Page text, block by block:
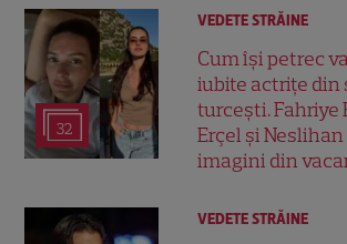
32
VEDETE STRĂINE
Cum își petrec
iubite actrițe din
turcești. Fahriye
Erçel și
imagini din
VEDETE STRĂINE